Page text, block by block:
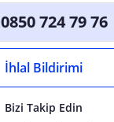
0850 724 79 76
İhlal Bildirimi
Bizi Takip Edin